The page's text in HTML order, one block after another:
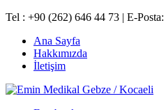
Tel : +90 (262) 646 44 73 | E-Posta:
Ana Sayfa
Hakkımızda
İletişim